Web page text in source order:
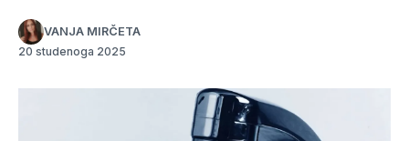
VANJA MIRČETA
20 studenoga 2025